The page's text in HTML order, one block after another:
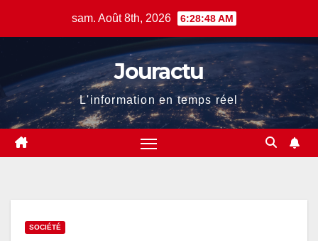
sam. Août 8th, 2026 6:28:49 AM
Jouractu
L'information en temps réel
SOCIÉTÉ